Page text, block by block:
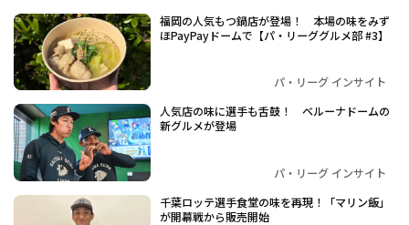
福岡の人気もつ鍋店が登場！ 本場の味をみず
ほPayPayドームで【パ・リーググルメ部 #3】
パ・リーグ インサイト
人気店の味に選手も舌鼓！ ベルーナドームの
新グルメが登場
パ・リーグ インサイト
千葉ロッテ選手食堂の味を再現！「マリン飯」
が開幕戦から販売開始